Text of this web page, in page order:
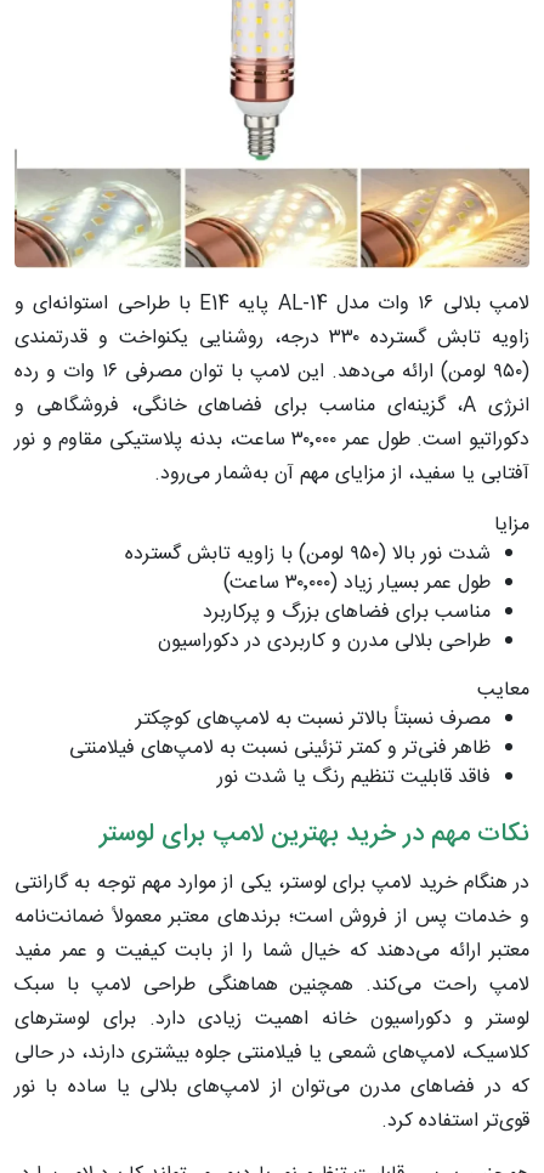
لامپ بلالی ۱۶ وات مدل AL-14 پایه E14 با طراحی استوانه‌ای و
زاویه تابش گسترده ۳۳۰ درجه، روشنایی یکنواخت و قدرتمندی
(۹۵۰ لومن) ارائه می‌دهد. این لامپ با توان مصرفی ۱۶ وات و رده
انرژی A، گزینه‌ای مناسب برای فضاهای خانگی، فروشگاهی و
دکوراتیو است. طول عمر ۳۰٬۰۰۰ ساعت، بدنه پلاستیکی مقاوم و نور
آفتابی یا سفید، از مزایای مهم آن به‌شمار می‌رود.
مزایا
شدت نور بالا (۹۵۰ لومن) با زاویه تابش گسترده
طول عمر بسیار زیاد (۳۰٬۰۰۰ ساعت)
مناسب برای فضاهای بزرگ و پرکاربرد
طراحی بلالی مدرن و کاربردی در دکوراسیون
معایب
مصرف نسبتاً بالاتر نسبت به لامپ‌های کوچکتر
ظاهر فنی‌تر و کمتر تزئینی نسبت به لامپ‌های فیلامنتی
فاقد قابلیت تنظیم رنگ یا شدت نور
نکات مهم در خرید بهترین لامپ برای لوستر
در هنگام خرید لامپ برای لوستر، یکی از موارد مهم توجه به گارانتی
و خدمات پس از فروش است؛ برندهای معتبر معمولاً ضمانت‌نامه
معتبر ارائه می‌دهند که خیال شما را از بابت کیفیت و عمر مفید
لامپ راحت می‌کند. همچنین هماهنگی طراحی لامپ با سبک
لوستر و دکوراسیون خانه اهمیت زیادی دارد. برای لوسترهای
کلاسیک، لامپ‌های شمعی یا فیلامنتی جلوه بیشتری دارند، در حالی
که در فضاهای مدرن می‌توان از لامپ‌های بلالی یا ساده با نور
قوی‌تر استفاده کرد.